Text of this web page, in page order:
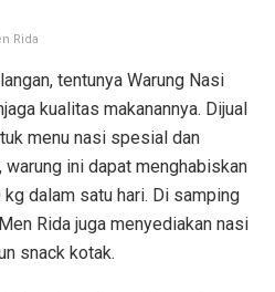
Rida
tentunya Warung Nasi
kualitas makanannya. Dijual
menu nasi spesial dan
ini dapat menghabiskan
dalam satu hari. Di samping
Rida juga menyediakan nasi
snack kotak.